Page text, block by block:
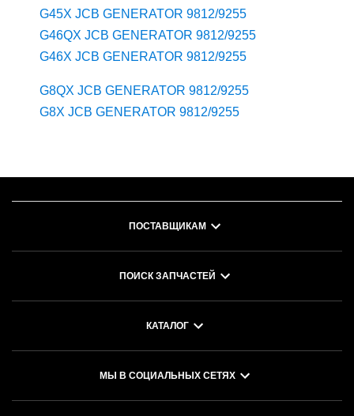
G45X JCB GENERATOR 9812/9255
G46QX JCB GENERATOR 9812/9255
G46X JCB GENERATOR 9812/9255
G8QX JCB GENERATOR 9812/9255
G8X JCB GENERATOR 9812/9255
ПОСТАВЩИКАМ
ПОИСК ЗАПЧАСТЕЙ
КАТАЛОГ
МЫ В СОЦИАЛЬНЫХ СЕТЯХ